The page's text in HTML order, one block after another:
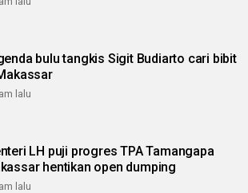
bulu tangkis Sigit Budiarto cari bibit
lalu
LH puji progres TPA Tamangapa
Makassar hentikan open dumping
lalu